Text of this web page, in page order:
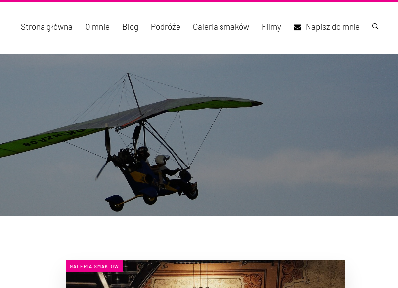
Strona główna O mnie Blog Podróże Galeria smaków Filmy Napisz do mnie
GALERIA SMAK-ÓW